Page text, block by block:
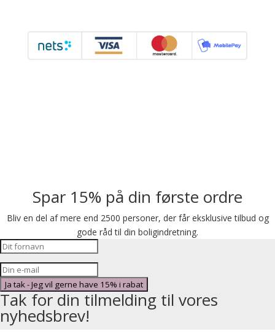
Spar 15% på din første ordre
Bliv en del af mere end 2500 personer, der får eksklusive tilbud og
gode råd til din boligindretning.
Ja tak - Jeg vil gerne have 15% i rabat
Tak for din tilmelding til vores
nyhedsbrev!